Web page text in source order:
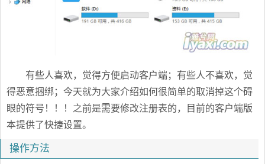
有些人喜欢，觉得方便启动客户端；有些人不喜欢，觉
得恶意捆绑；今天就为大家介绍如何很简单的取消掉这个碍
眼的符号！！！之前是需要修改注册表的，目前的客户端版
本提供了快捷设置。
操作方法